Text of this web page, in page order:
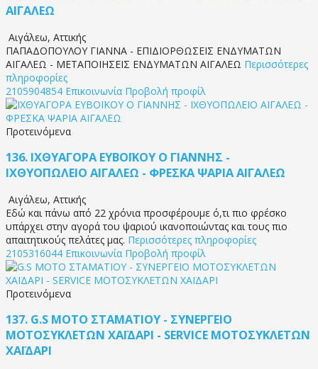
ΑΙΓΑΛΕΩ
Αιγάλεω, Αττικής
ΠΑΠΑΔΟΠΟΥΛΟΥ ΓΙΑΝΝΑ - ΕΠΙΔΙΟΡΘΩΣΕΙΣ ΕΝΔΥΜΑΤΩΝ
ΑΙΓΑΛΕΩ - ΜΕΤΑΠΟΙΗΣΕΙΣ ΕΝΔΥΜΑΤΩΝ ΑΙΓΑΛΕΩ Περισσότερες
πληροφορίες
2105904854 Επικοινωνία Προβολή προφίλ
Προτεινόμενα
136. ΙΧΘΥΑΓΟΡΑ ΕΥΒΟΪΚΟΥ Ο ΓΙΑΝΝΗΣ -
ΙΧΘΥΟΠΩΛΕΙΟ ΑΙΓΑΛΕΩ - ΦΡΕΣΚΑ ΨΑΡΙΑ ΑΙΓΑΛΕΩ
Αιγάλεω, Αττικής
Εδώ και πάνω από 22 χρόνια προσφέρουμε ό,τι πιο φρέσκο
υπάρχει στην αγορά του ψαριού ικανοποιώντας και τους πιο
απαιτητικούς πελάτες μας. Περισσότερες πληροφορίες
2105316044 Επικοινωνία Προβολή προφίλ
Προτεινόμενα
137. G.S MOTO ΣΤΑΜΑΤΙΟΥ - ΣΥΝΕΡΓΕΙΟ
ΜΟΤΟΣΥΚΛΕΤΩΝ ΧΑΪΔΑΡΙ - SERVICE ΜΟΤΟΣΥΚΛΕΤΩΝ
ΧΑΪΔΑΡΙ